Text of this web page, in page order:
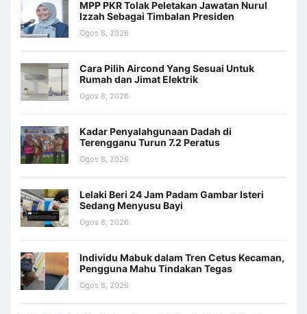
MPP PKR Tolak Peletakan Jawatan Nurul
Izzah Sebagai Timbalan Presiden
Ogos 8, 2026
Cara Pilih Aircond Yang Sesuai Untuk
Rumah dan Jimat Elektrik
Ogos 8, 2026
Kadar Penyalahgunaan Dadah di
Terengganu Turun 7.2 Peratus
Ogos 8, 2026
Lelaki Beri 24 Jam Padam Gambar Isteri
Sedang Menyusu Bayi
Ogos 8, 2026
Individu Mabuk dalam Tren Cetus Kecaman,
Pengguna Mahu Tindakan Tegas
Ogos 8, 2026